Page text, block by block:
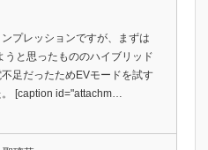
プレッションですが、まずは
うと思ったもののハイブリッド
足だったためEVモードを試す
[caption id="attachm…